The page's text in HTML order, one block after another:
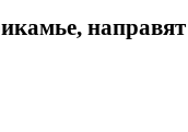
направят